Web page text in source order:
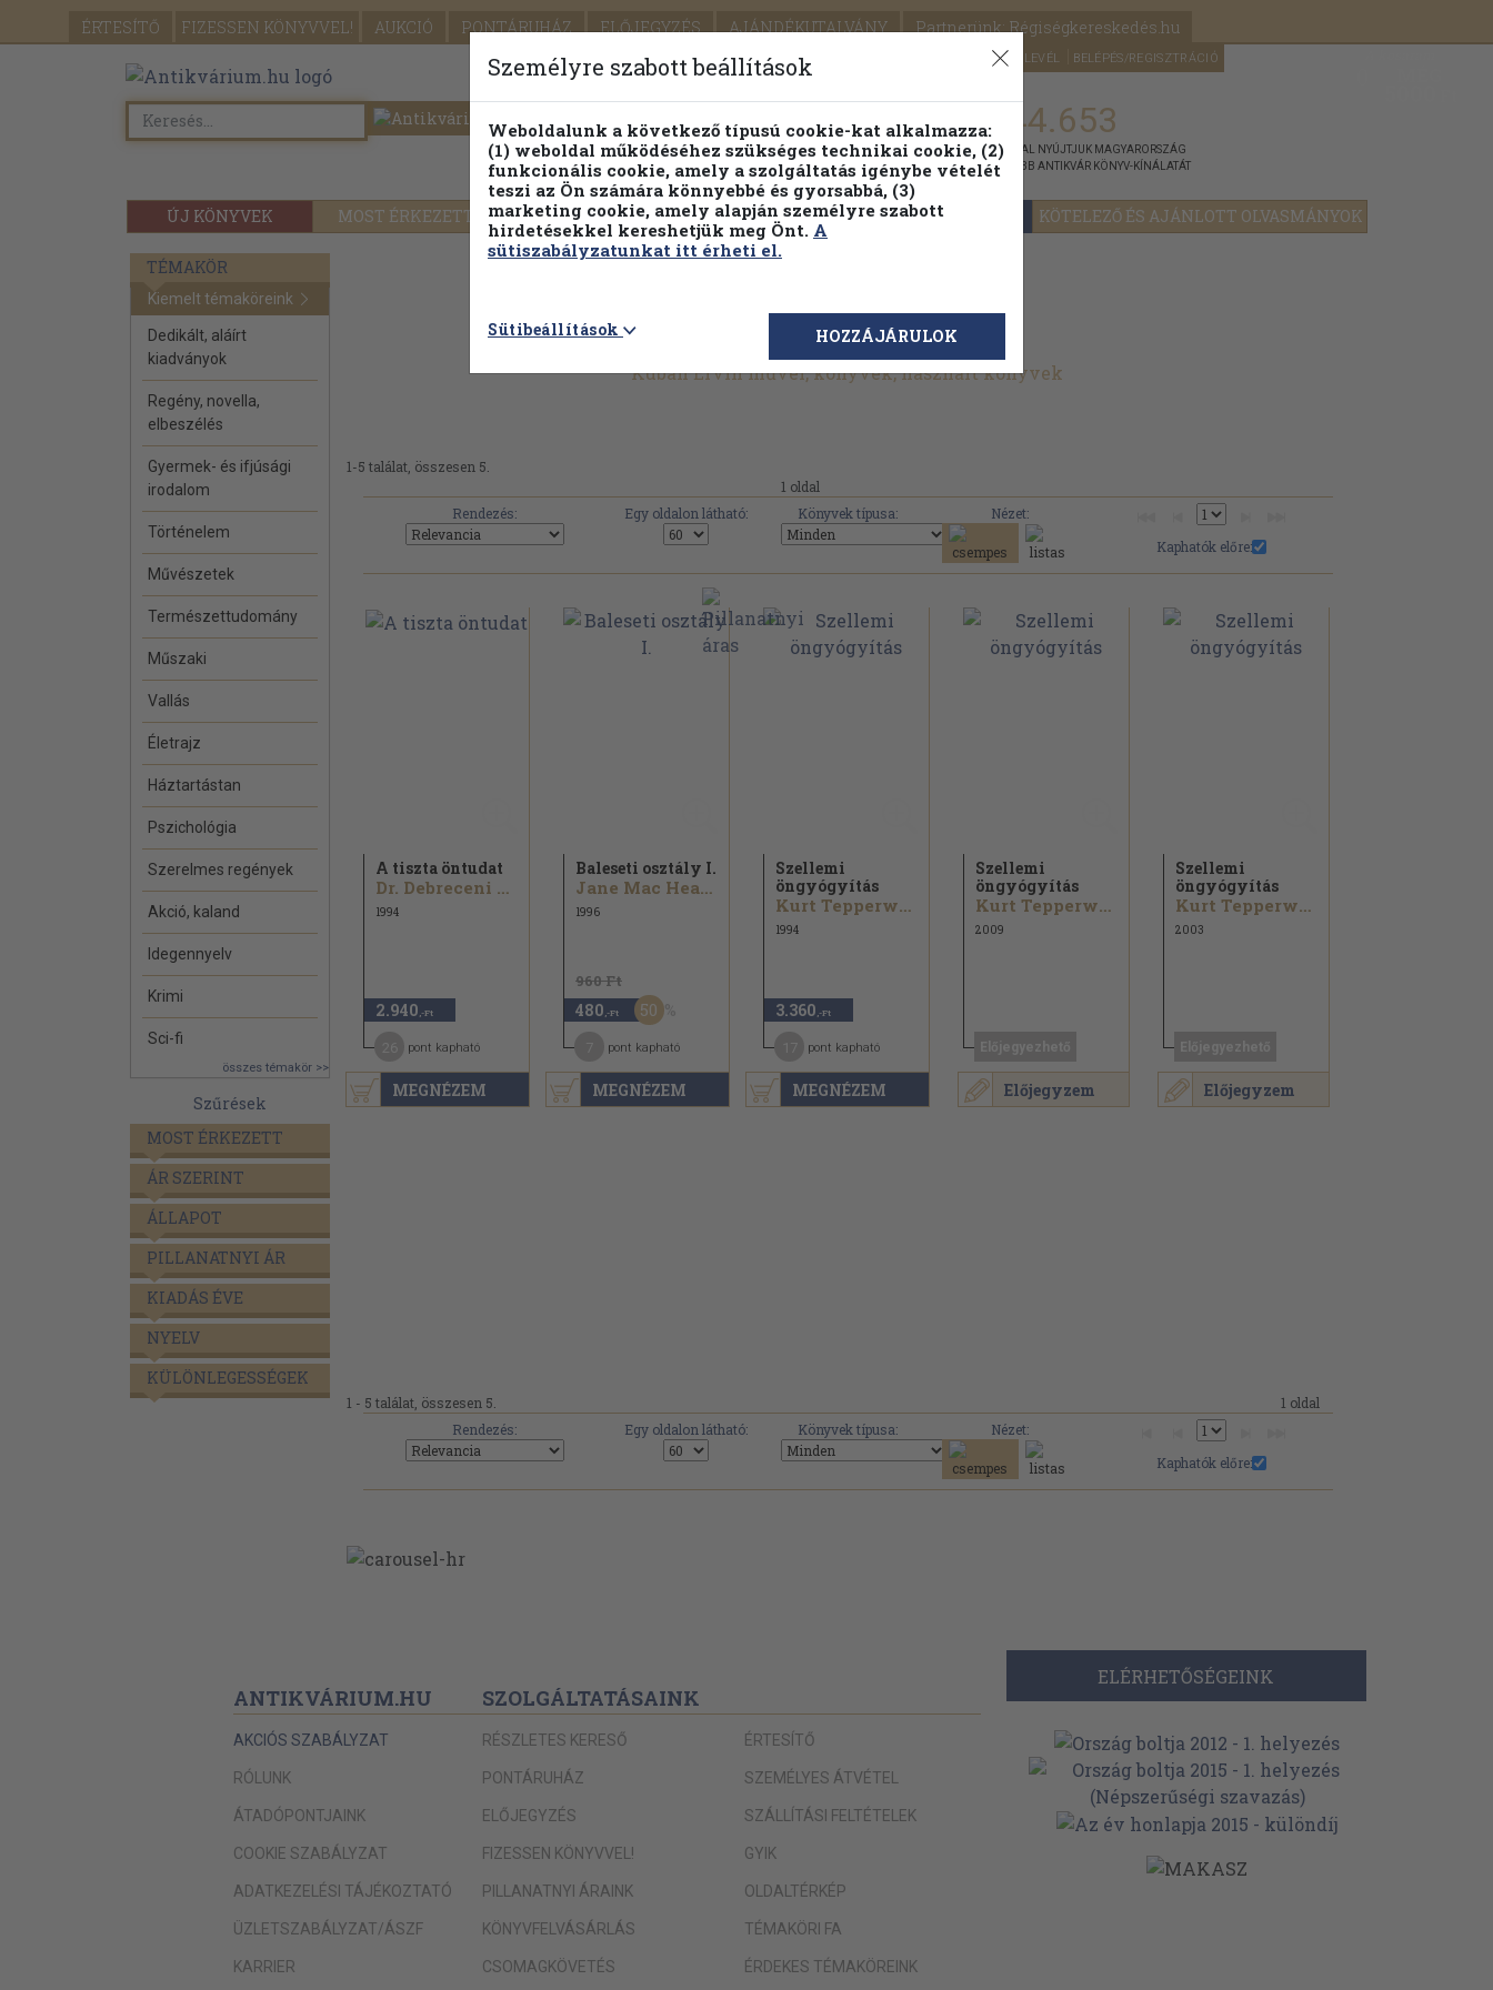
ÉRTESÍTŐ FIZESSEN KÖNYVVEL! AUKCIÓ PONTÁRUHÁZ ELŐJEGYZÉS AJÁNDÉKUTALVÁNY Partnerünk: Régiségkereskedés.hu
SEGÍTSÉG HÍRLEVÉL BELÉPÉS/REGISZTRÁCIÓ
ÚJ KÖNYVEK MOST ÉRKEZETT PILLANATNYI ÁRAINK FENNTARTHATÓ OLVASMÁNYOK KÖTELEZŐ ÉS AJÁNLOTT OLVASMÁNYOK
Részletes kereső Témaköri fa 1.144.653
KIADVÁNNYAL NYÚJTJUK MAGYARORSZÁG
LEGNAGYOBB ANTIKVÁR KÖNYV-KÍNÁLATÁT
TÉMAKÖR
Kiemelt témaköreink
Dedikált, aláírt
kiadványok
Regény, novella,
elbeszélés
Gyermek- és ifjúsági
irodalom
Történelem
Művészetek
Természettudomány
Műszaki
Vallás
Életrajz
Háztartástan
Pszichológia
Szerelmes regények
Akció, kaland
Idegennyelv
Krimi
Sci-fi
összes témakör >>
Szűrések
MOST ÉRKEZETT
ÁR SZERINT
ÁLLAPOT
PILLANATNYI ÁR
KIADÁS ÉVE
NYELV
KÜLÖNLEGESSÉGEK
Kubán Ervin művei, könyvek, használt könyvek
1-5 találat, összesen 5.
1 oldal
Rendezés:
Egy oldalon látható: Könyvek típusa:
Nézet:
Kaphatók előre:
MEGNÉZEM
A tiszta öntudat
Dr. Debreceni László
1994
2.940 ,-Ft
pont kapható
MEGNÉZEM
Baleseti osztály I.
Jane Mac Healer
1996
960 Ft
480 ,-Ft 50
pont kapható
MEGNÉZEM
Szellemi
öngyógyítás
Kurt Tepperwein
1994
3.360 ,-Ft
pont kapható
Előjegyzem
Szellemi
öngyógyítás
Kurt Tepperwein
2009
Előjegyzem
Szellemi
öngyógyítás
Kurt Tepperwein
2003
1 - 5 találat, összesen 5.
1 oldal
Rendezés:
Egy oldalon látható: Könyvek típusa:
Nézet:
Kaphatók előre:
ANTIKVÁRIUM.HU
AKCIÓS SZABÁLYZAT
RÓLUNK
ÁTADÓPONTJAINK
COOKIE SZABÁLYZAT
ADATKEZELÉSI TÁJÉKOZTATÓ
ÜZLETSZABÁLYZAT/ÁSZF
KARRIER
SZOLGÁLTATÁSAINK
RÉSZLETES KERESŐ
PONTÁRUHÁZ
ELŐJEGYZÉS
FIZESSEN KÖNYVVEL!
PILLANATNYI ÁRAINK
KÖNYVFELVÁSÁRLÁS
CSOMAGKÖVETÉS
ÉRTESÍTŐ
SZEMÉLYES ÁTVÉTEL
SZÁLLÍTÁSI FELTÉTELEK
GYIK
OLDALTÉRKÉP
TÉMAKÖRI FA
ÉRDEKES TÉMAKÖREINK
ELÉRHETŐSÉGEINK
Személyre szabott beállítások
Weboldalunk a következő típusú cookie-kat alkalmazza:
(1) weboldal működéséhez szükséges technikai cookie, (2)
funkcionális cookie, amely a szolgáltatás igénybe vételét
teszi az Ön számára könnyebbé és gyorsabbá, (3)
marketing cookie, amely alapján személyre szabott
hirdetésekkel kereshetjük meg Önt. A
sütiszabályzatunkat itt érheti el.
Sütibeállítások HOZZÁJÁRULOK